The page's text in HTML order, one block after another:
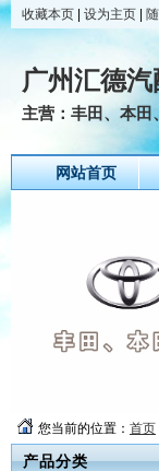
收藏本页 设为主页
广州汇德
主营：丰田、本
网站首页
您当前的位置： 首页
产品分类